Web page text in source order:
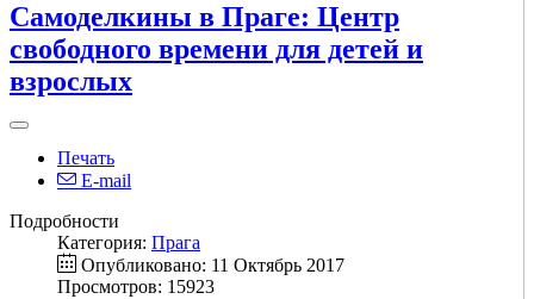
Самоделкины в Праге: Центр
свободного времени для детей и
взрослых
Печать
E-mail
Подробности
Категория: Прага
Опубликовано: 11 Октябрь 2017
Просмотров: 15923